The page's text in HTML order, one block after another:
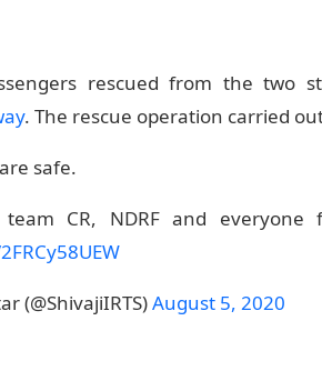
rescued from the two
. The rescue operation carried
safe.
CR, NDRF and
(@ShivajiIRTS)August 5, 2020